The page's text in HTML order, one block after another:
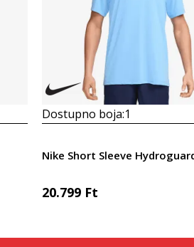
Dostupno boja:1
Nike Short Sleeve
20.799 Ft